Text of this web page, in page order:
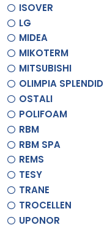
ISOVER
LG
MIDEA
MIKOTERM
MITSUBISHI
OLIMPIA SPLENDID
OSTALI
POLIFOAM
RBM
RBM SPA
REMS
TESY
TRANE
TROCELLEN
UPONOR